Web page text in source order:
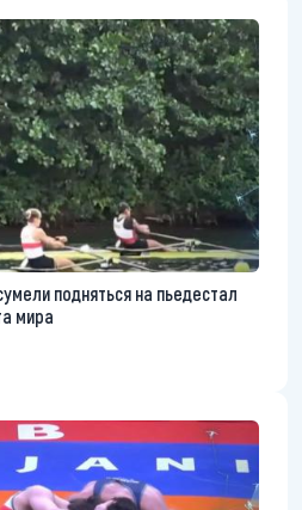
подняться на пьедестал
мира